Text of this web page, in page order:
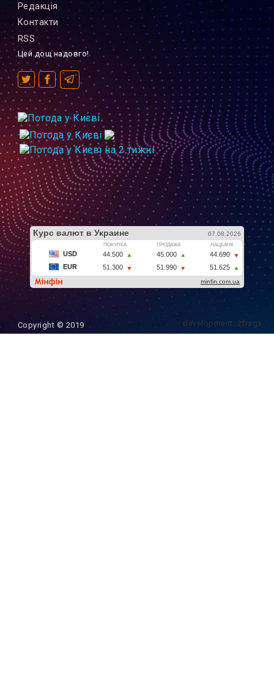
Редакцiя
Контакти
RSS
Цей дощ надовго!
Copyright © 2019 development: 2frags